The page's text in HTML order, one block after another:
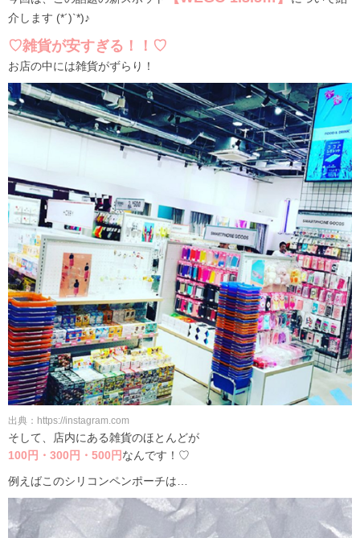
介します (*´)`*)♪
♡雑貨が安すぎる！！♡
お店の中には雑貨がずらり！
出典：https://instagram.com
そして、店内にある雑貨のほとんどが
100円・300円・500円なんです！♡
例えばこのシリコンペンポーチは…